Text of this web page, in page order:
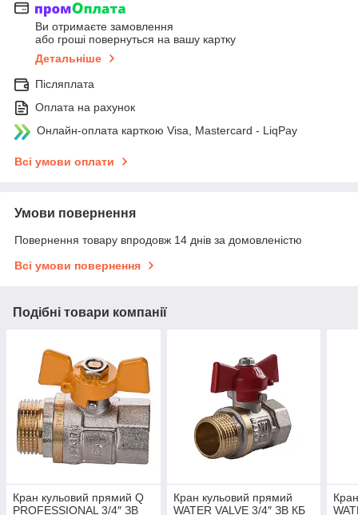
Ви отримаєте замовлення
або гроші повернуться на вашу картку
Детальніше
Післяплата
Оплата на рахунок
Онлайн-оплата карткою Visa, Mastercard - LiqPay
Всі умови оплати
Умови повернення
Повернення товару впродовж 14 днів за домовленістю
Всі умови повернення
Подібні товари компанії
Кран кульовий прямий Q
PROFESSIONAL 3/4″ ЗВ
Кран кульовий прямий
WATER VALVE 3/4″ ЗВ КБ